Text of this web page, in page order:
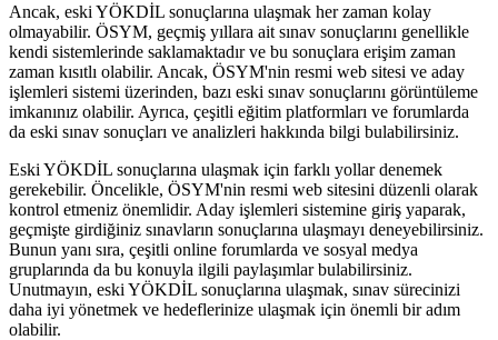
Ancak, eski YÖKDİL sonuçlarına ulaşmak her zaman kolay
olmayabilir. ÖSYM, geçmiş yıllara ait sınav sonuçlarını genellikle
kendi sistemlerinde saklamaktadır ve bu sonuçlara erişim zaman
zaman kısıtlı olabilir. Ancak, ÖSYM'nin resmi web sitesi ve aday
işlemleri sistemi üzerinden, bazı eski sınav sonuçlarını görüntüleme
imkanınız olabilir. Ayrıca, çeşitli eğitim platformları ve forumlarda
da eski sınav sonuçları ve analizleri hakkında bilgi bulabilirsiniz.
Eski YÖKDİL sonuçlarına ulaşmak için farklı yollar denemek
gerekebilir. Öncelikle, ÖSYM'nin resmi web sitesini düzenli olarak
kontrol etmeniz önemlidir. Aday işlemleri sistemine giriş yaparak,
geçmişte girdiğiniz sınavların sonuçlarına ulaşmayı deneyebilirsiniz.
Bunun yanı sıra, çeşitli online forumlarda ve sosyal medya
gruplarında da bu konuyla ilgili paylaşımlar bulabilirsiniz.
Unutmayın, eski YÖKDİL sonuçlarına ulaşmak, sınav sürecinizi
daha iyi yönetmek ve hedeflerinize ulaşmak için önemli bir adım
olabilir.